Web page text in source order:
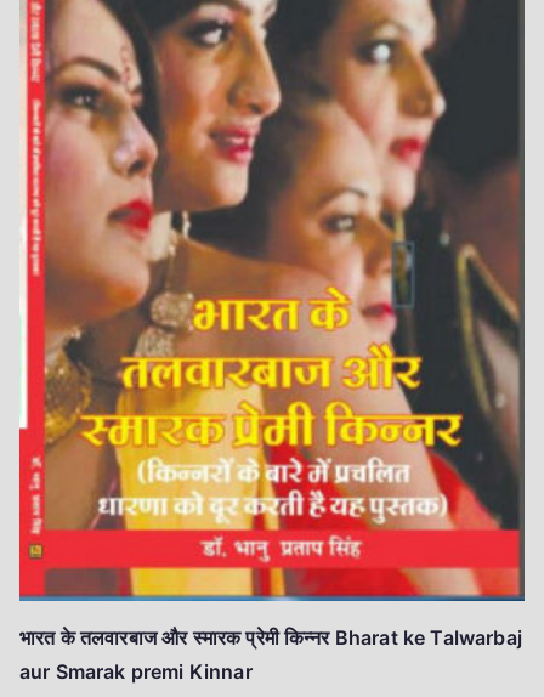
भारत के तलवारबाज और स्मारक प्रेमी किन्नर Bharat ke Talwarbaj
aur Smarak premi Kinnar